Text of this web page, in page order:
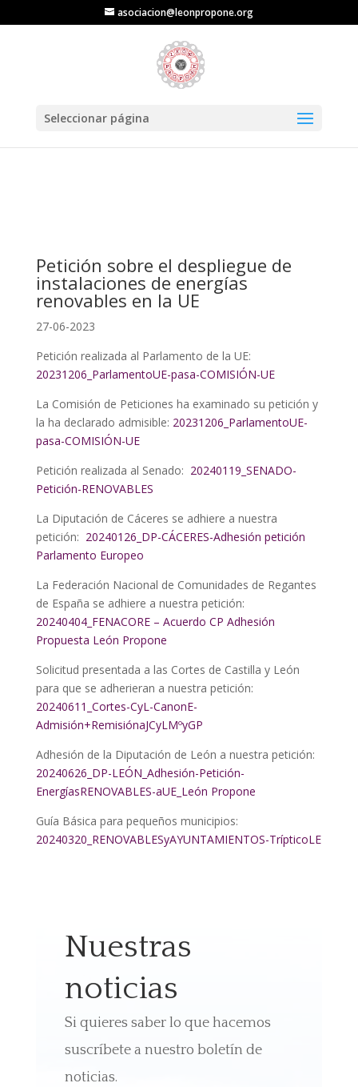
asociacion@leonpropone.org
Seleccionar página
Petición sobre el despliegue de
instalaciones de energías
renovables en la UE
27-06-2023
Petición realizada al Parlamento de la UE:
20231206_ParlamentoUE-pasa-COMISIÓN-UE
La Comisión de Peticiones ha examinado su petición y
la ha declarado admisible: 20231206_ParlamentoUE-
pasa-COMISIÓN-UE
Petición realizada al Senado: 20240119_SENADO-
Petición-RENOVABLES
La Diputación de Cáceres se adhiere a nuestra
petición: 20240126_DP-CÁCERES-Adhesión petición
Parlamento Europeo
La Federación Nacional de Comunidades de Regantes
de España se adhiere a nuestra petición:
20240404_FENACORE – Acuerdo CP Adhesión
Propuesta León Propone
Solicitud presentada a las Cortes de Castilla y León
para que se adherieran a nuestra petición:
20240611_Cortes-CyL-CanonE-
Admisión+RemisiónaJCyLMºyGP
Adhesión de la Diputación de León a nuestra petición:
20240626_DP-LEÓN_Adhesión-Petición-
EnergíasRENOVABLES-aUE_León Propone
Guía Básica para pequeños municipios:
20240320_RENOVABLESyAYUNTAMIENTOS-TrípticoLE
Nuestras
noticias
Si quieres saber lo que hacemos
suscríbete a nuestro boletín de
noticias.